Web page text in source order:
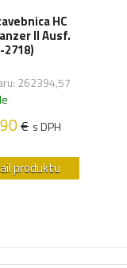
HC
II Ausf.
2718)
262394,57
€ s DPH
produktu